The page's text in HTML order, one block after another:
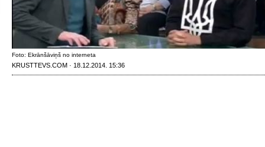
Foto: Ekrānšāviņš no interneta
KRUSTTEVS.COM · 18.12.2014. 15:36